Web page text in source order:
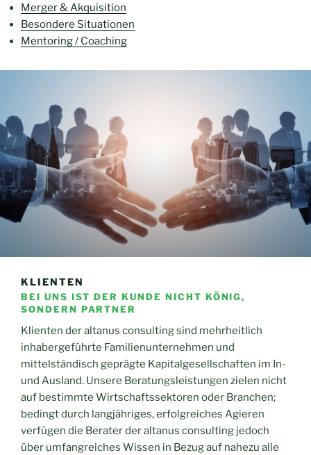
Merger & Akquisition
Besondere Situationen
Mentoring / Coaching
KLIENTEN
BEI UNS IST DER KUNDE NICHT KÖNIG,
SONDERN PARTNER
Klienten der altanus consulting sind mehrheitlich
inhabergeführte Familienunternehmen und
mittelständisch geprägte Kapitalgesellschaften im In-
und Ausland. Unsere Beratungsleistungen zielen nicht
auf bestimmte Wirtschaftssektoren oder Branchen;
bedingt durch langjähriges, erfolgreiches Agieren
verfügen die Berater der altanus consulting jedoch
über umfangreiches Wissen in Bezug auf nahezu alle